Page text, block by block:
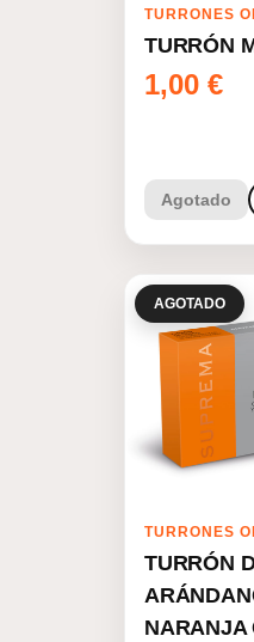
TURRONES
TURRÓN
1,00 €
Agotado
AGOTADO
TURRONES
TURRÓN
NARANJA